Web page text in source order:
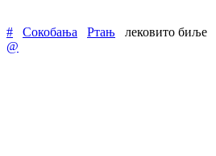
# Сокобања Ртањ лековито биље
@